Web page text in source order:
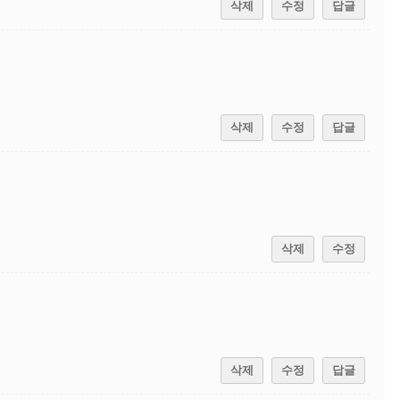
삭제 수정 답글
삭제 수정 답글
삭제 수정
삭제 수정 답글